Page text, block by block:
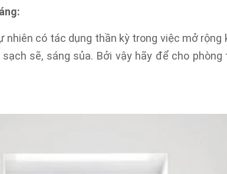
nhiên có tác dụng thần kỳ trong việc mở rộng
sẽ, sáng sủa. Bởi vậy hãy để cho phòng